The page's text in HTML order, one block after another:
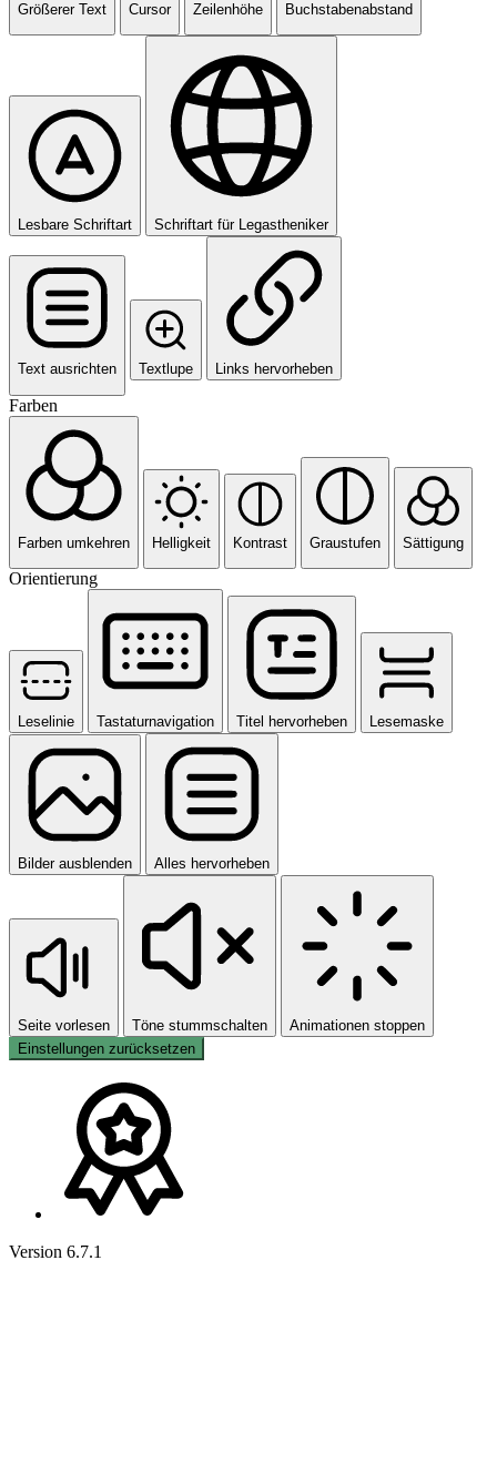
Größerer Text Cursor Zeilenhöhe Buchstabenabstand
Lesbare Schriftart Schriftart für Legastheniker
Text ausrichten Textlupe Links hervorheben
Farben
Farben umkehren Helligkeit Kontrast Graustufen Sättigung
Orientierung
Leselinie Tastaturnavigation Titel hervorheben Lesemaske
Bilder ausblenden Alles hervorheben
Seite vorlesen Töne stummschalten
Animationen stoppen
Einstellungen zurücksetzen
Version 6.7.1